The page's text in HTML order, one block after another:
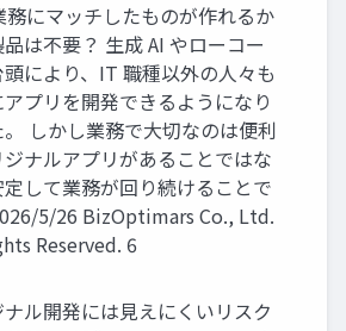
務にマッチしたものが作れるか
は不要？ 生成 AI やローコー
頭により、IT 職種以外の人々も
プリを開発できるようになり
。 しかし業務で大切なのは便利
ナルアプリがあることではな
定して業務が回り続けることで
5/26 BizOptimars Co., Ltd.
Reserved. 6
ル開発には見えにくいリスク